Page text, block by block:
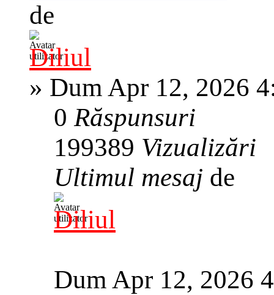
de
Diliul
» Dum Apr 12, 2026
0Răspunsuri
199389 Vizualizări
Ultimul mesaj de
Diliul
Dum Apr 12, 2026